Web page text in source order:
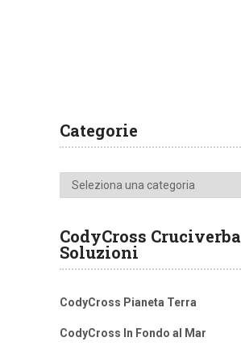
Categorie
Categorie
CodyCross Cruciverba
Soluzioni
CodyCross Pianeta Terra
CodyCross In Fondo al Mar